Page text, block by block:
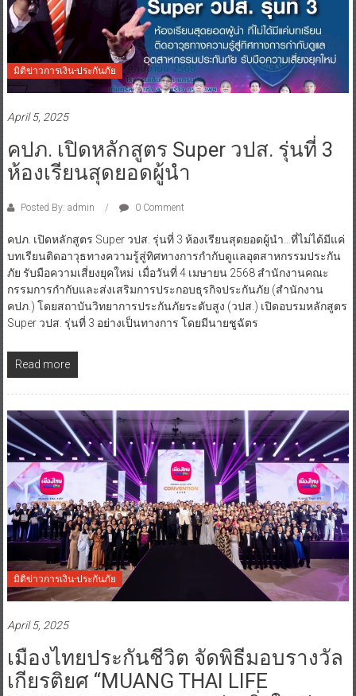
มิติข่าวการเงิน-ประกันภัย
April 5, 2025
คปภ. เปิดหลักสูตร Super วปส. รุ่นที่ 3
ห้องเรียนสุดยอดผู้นำ
Posted By: admin 0 Comment
คปภ. เปิดหลักสูตร Super วปส. รุ่นที่ 3 ห้องเรียนสุดยอดผู้นำ…ที่ไม่ได้มีแค่
บทเรียนติดอาวุธทางความรู้สู่ทิศทางการกำกับดูแลอุตสาหกรรมประกัน
ภัย รับมือความเสี่ยงยุคใหม่ เมื่อวันที่ 4 เมษายน 2568 สำนักงานคณะ
กรรมการกำกับและส่งเสริมการประกอบธุรกิจประกันภัย (สำนักงาน
คปภ.) โดยสถาบันวิทยาการประกันภัยระดับสูง (วปส.) เปิดอบรมหลักสูตร
Super วปส. รุ่นที่ 3 อย่างเป็นทางการ โดยมีนายชูฉัตร
Read more
มิติข่าวการเงิน-ประกันภัย
April 5, 2025
เมืองไทยประกันชีวิต จัดพิธีมอบรางวัล
เกียรติยศ “MUANG THAI LIFE